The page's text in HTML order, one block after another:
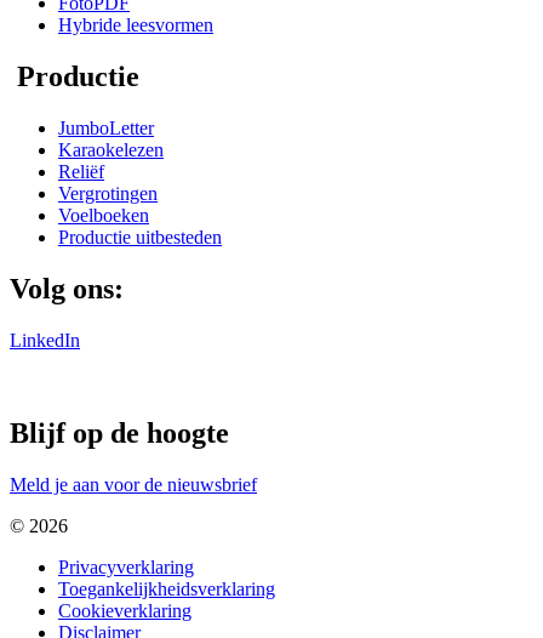
Hybride leesvormen
Productie
JumboLetter
Karaokelezen
Reliëf
Vergrotingen
Voelboeken
Productie uitbesteden
Volg ons:
LinkedIn
Blijf op de hoogte
Meld je aan voor de nieuwsbrief
© 2026
Privacyverklaring
Toegankelijkheidsverklaring
Cookieverklaring
Disclaimer